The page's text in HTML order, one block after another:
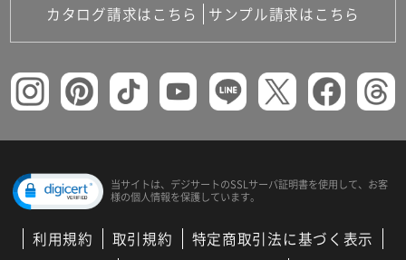
カタログ請求はこちら サンプル請求はこちら
当サイトは、デジサートのSSLサーバ証明書を使用して、 お客
様の個人情報を保護しています。
利用規約 取引規約
特定商取引法に基づく表示